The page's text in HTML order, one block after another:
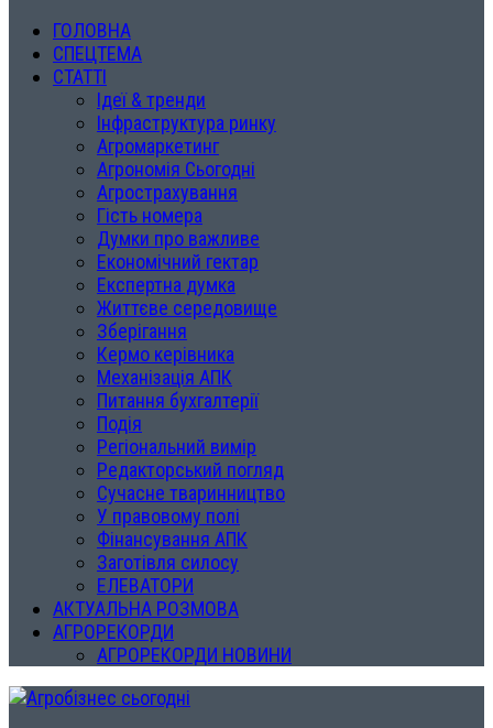
ГОЛОВНА
СПЕЦТЕМА
СТАТТІ
Ідеї & тренди
Інфраструктура ринку
Агромаркетинг
Агрономія Сьогодні
Агрострахування
Гість номера
Думки про важливе
Економічний гектар
Експертна думка
Життєве середовище
Зберігання
Кермо керівника
Механізація АПК
Питання бухгалтерії
Подія
Регіональний вимір
Редакторський погляд
Сучасне тваринництво
У правовому полі
Фінансування АПК
Заготівля силосу
ЕЛЕВАТОРИ
АКТУАЛЬНА РОЗМОВА
АГРОРЕКОРДИ
АГРОРЕКОРДИ НОВИНИ